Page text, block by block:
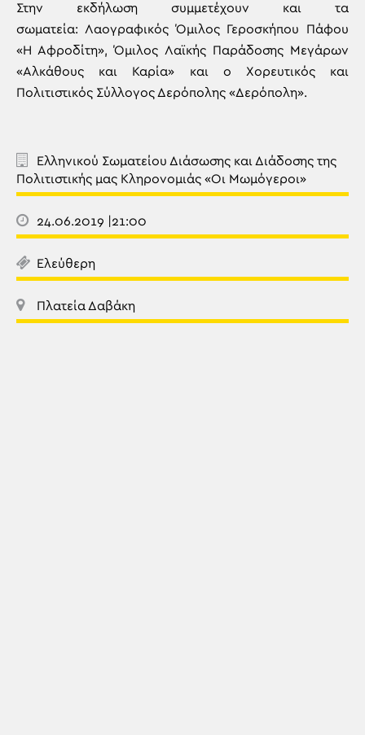
Στην εκδήλωση συμμετέχουν και τα
σωματεία: Λαογραφικός Όμιλος Γεροσκήπου Πάφου
«Η Αφροδίτη», Όμιλος Λαϊκής Παράδοσης Μεγάρων
«Αλκάθους και Καρία» και ο Χορευτικός και
Πολιτιστικός Σύλλογος Δερόπολης «Δερόπολη».
Ελληνικού Σωματείου Διάσωσης και Διάδοσης της
Πολιτιστικής μας Κληρονομιάς «Οι Μωμόγεροι»
24.06.2019 |21:00
Ελεύθερη
Πλατεία Δαβάκη